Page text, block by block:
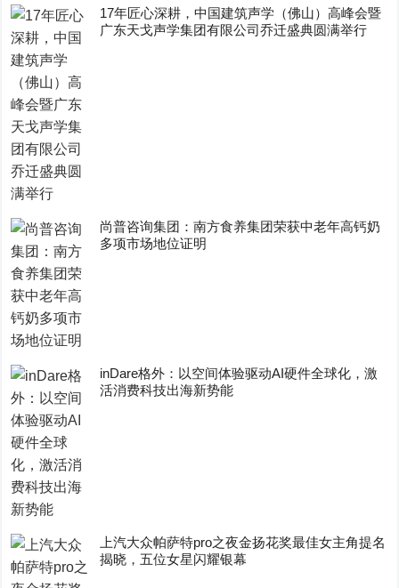
17年匠心深耕，中国建筑声学（佛山）高峰会暨
广东天戈声学集团有限公司乔迁盛典圆满举行
尚普咨询集团：南方食养集团荣获中老年高钙奶
多项市场地位证明
inDare格外：以空间体验驱动AI硬件全球化，激
活消费科技出海新势能
上汽大众帕萨特pro之夜金扬花奖最佳女主角提名
揭晓，五位女星闪耀银幕